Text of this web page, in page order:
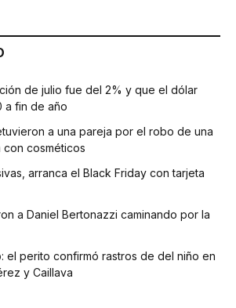
de julio fue del 2% y que el dólar
a fin de año
a una pareja por el robo de una
con cosméticos
arranca el Black Friday con tarjeta
a Daniel Bertonazzi caminando por la
el perito confirmó rastros de del niño en
y Caillava